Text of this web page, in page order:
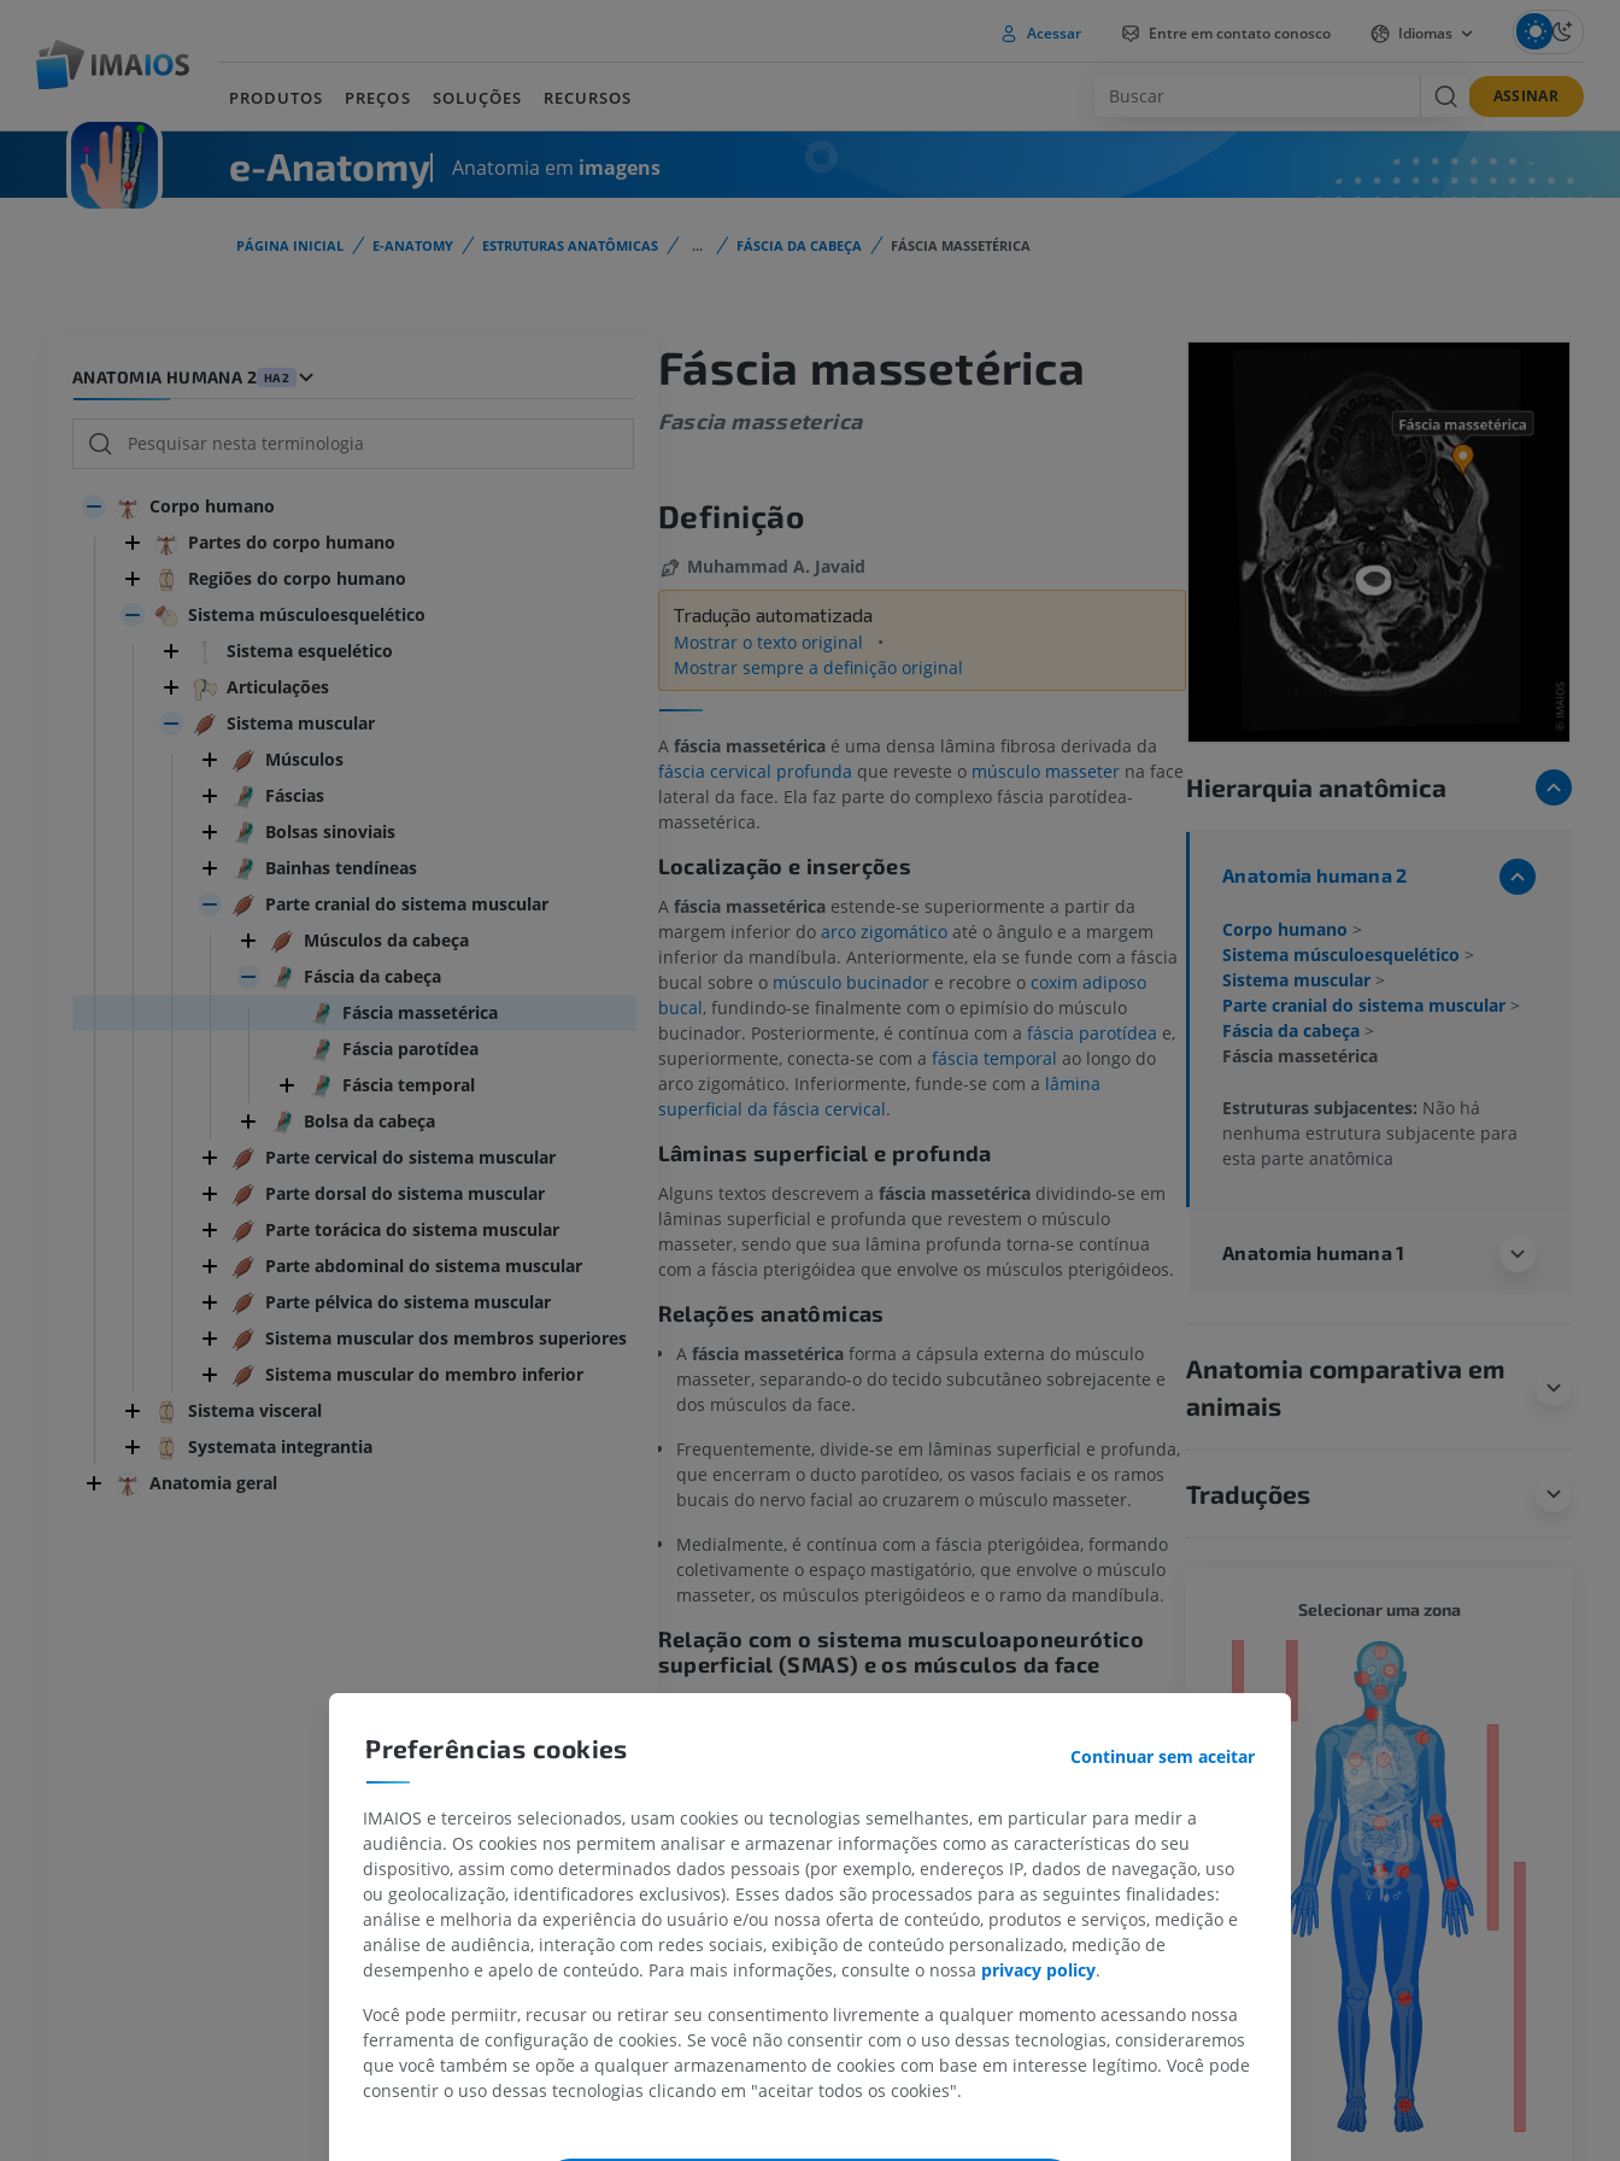
Acessar Entre em contato conosco Idiomas
PRODUTOS PREÇOS SOLUÇÕES RECURSOS ASSINAR
e-Anatomy Anatomia em imagens
PÁGINA INICIAL E-ANATOMY ESTRUTURAS ANATÔMICAS ... FÁSCIA DA CABEÇA FÁSCIA MASSETÉRICA
ANATOMIA HUMANA 2 HA2
Corpo humano
Partes do corpo humano
Regiões do corpo humano
Sistema músculoesquelético
Sistema esquelético
Articulações
Sistema muscular
Músculos
Fáscias
Bolsas sinoviais
Bainhas tendíneas
Parte cranial do sistema muscular
Músculos da cabeça
Fáscia da cabeça
Fáscia massetérica
Fáscia parotídea
Fáscia temporal
Bolsa da cabeça
Parte cervical do sistema muscular
Parte dorsal do sistema muscular
Parte torácica do sistema muscular
Parte abdominal do sistema muscular
Parte pélvica do sistema muscular
Sistema muscular dos membros superiores
Sistema muscular do membro inferior
Sistema visceral
Systemata integrantia
Anatomia geral
Fáscia massetérica
Fascia masseterica
Definição
Muhammad A. Javaid
Tradução automatizada
Mostrar o texto original
Mostrar sempre a definição original
A fáscia massetéricaé uma densa lâmina fibrosa derivada da
fáscia cervical profunda que reveste o músculo masseterna face
lateral da face. Ela faz parte do complexo fáscia parotídea-
massetérica.
Localização e inserções
A fáscia massetéricaestende-se superiormente a partir da
margem inferior do arco zigomáticoaté o ângulo e a margem
inferior da mandíbula. Anteriormente, ela se funde com a fáscia
bucal sobre o músculo bucinadore recobre o coxim adiposo
bucal, fundindo-se finalmente com o epimísio do músculo
bucinador. Posteriormente, é contínua com a fáscia parotídea e,
superiormente, conecta-se com a fáscia temporal ao longo do
arco zigomático. Inferiormente, funde-se com a lâmina
superficial da fáscia cervical.
Lâminas superficial e profunda
Alguns textos descrevem a fáscia massetéricadividindo-se em
lâminas superficial e profunda que revestem o músculo
masseter, sendo que sua lâmina profunda torna-se contínua
com a fáscia pterigóidea que envolve os músculos pterigóideos.
Relações anatômicas
A fáscia massetéricaforma a cápsula externa do músculo
masseter, separando-o do tecido subcutâneo sobrejacente e
dos músculos da face.
Frequentemente, divide-se em lâminas superficial e profunda,
que encerram o ducto parotídeo, os vasos faciais e os ramos
bucais do nervo facial ao cruzarem o músculo masseter.
Medialmente, é contínua com a fáscia pterigóidea, formando
coletivamente o espaço mastigatório, que envolve o músculo
masseter, os músculos pterigóideos e o ramo da mandíbula.
Relação com o sistema musculoaponeurótico
superficial (SMAS) e os músculos da face
parotídeo-massetérica. Ela fornece a superfície de revestimento
movimentos da face. Por meio de sua continuidade com as
fáscias parotídea, temporal, bucal e cervical, forma uma rede
fascial contínua que une os músculos da expressão facial
(platisma, músculo bucinador e zigomáticos) aos músculos da
mastigação (músculo masseter e pterigóideos).
Importância funcional e clínica
A fáscia massetéricasustenta e compartimentaliza a região
parotídeo-massetérica, fornece passagem para estruturas
neurovasculares e mantém o contorno da face. Constitui um
plano cirúrgico fundamental nas cirurgias de ritidoplastia
Hierarquia anatômica
Anatomia humana 2
Corpo humano >
Sistema músculoesquelético >
Sistema muscular >
Parte cranial do sistema muscular >
Fáscia da cabeça >
Fáscia massetérica
Estruturas subjacentes: Não há
nenhuma estrutura subjacente para
esta parte anatômica
Anatomia humana 1
Anatomia comparativa em
animais
Traduções
Antepé IRM
IRM do membro inferior
Radiografias do membro
Radiografias
MEMBRO SUPERIOR
IRM do membro superior
IRM
PREMIUM
IRM do carpo
IRM
PREMIUM
IRM do cotovelo
IRM
MEMBRO INFERIOR
Membro inferior
Ilustrações
Radiografias
GRÁTIS
IRM do membro inferior
IRM
PREMIUM
Ressonância magnética do
quadril
IRM
Selecionar uma zona
Preferências cookies Continuar sem aceitar
IMAIOS e terceiros selecionados, usam cookies ou tecnologias semelhantes, em particular para medir a
audiência. Os cookies nos permitem analisar e armazenar informações como as características do seu
dispositivo, assim como determinados dados pessoais (por exemplo, endereços IP, dados de navegação, uso
ou geolocalização, identificadores exclusivos). Esses dados são processados para as seguintes finalidades:
análise e melhoria da experiência do usuário e/ou nossa oferta de conteúdo, produtos e serviços, medição e
análise de audiência, interação com redes sociais, exibição de conteúdo personalizado, medição de
desempenho e apelo de conteúdo. Para mais informações, consulte o nossa privacy policy.
Você pode permiitr, recusar ou retirar seu consentimento livremente a qualquer momento acessando nossa
ferramenta de configuração de cookies. Se você não consentir com o uso dessas tecnologias, consideraremos
que você também se opõe a qualquer armazenamento de cookies com base em interesse legítimo. Você pode
consentir o uso dessas tecnologias clicando em "aceitar todos os cookies".